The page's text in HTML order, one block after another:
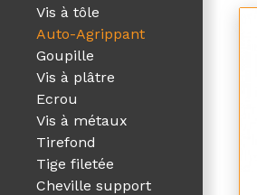
Vis à tôle
Auto-Agrippant
Goupille
Vis à plâtre
Ecrou
Vis à métaux
Tirefond
Tige filetée
Cheville support